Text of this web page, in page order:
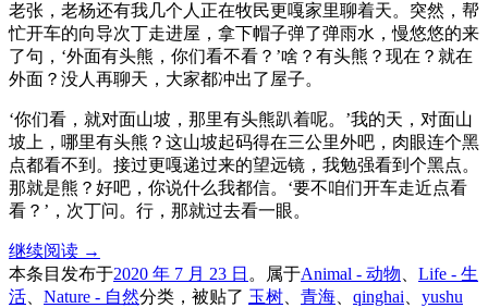
老张，老杨还有我几个人正在牧民更嘎家里聊着天。突然，帮
忙开车的向导次丁走进屋，拿下帽子弹了弹雨水，慢悠悠的来
了句，‘外面有头熊，你们看不看？’啥？有头熊？现在？就在
外面？没人再聊天，大家都冲出了屋子。
‘你们看，就对面山坡，那里有头熊趴着呢。’我的天，对面山
坡上，哪里有头熊？这山坡起码得在三公里外吧，肉眼连个黑
点都看不到。接过更嘎递过来的望远镜，我勉强看到个黑点。
那就是熊？好吧，你说什么我都信。‘要不咱们开车走近点看
看？’，次丁问。行，那就过去看一眼。
继续阅读 →
本条目发布于2020 年 7 月 23 日 。属于Animal - 动物、 Life - 生
活、 Nature - 自然分类，被贴了 玉树、 青海、 qinghai、 yushu